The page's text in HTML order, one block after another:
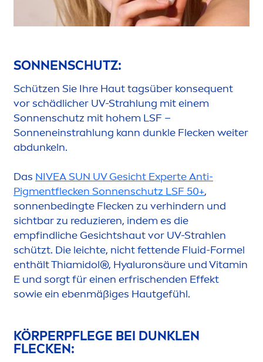
SONNENSCHUTZ:
Schützen Sie Ihre Haut tagsüber konsequent
vor schädlicher UV-Strahlung mit einem
Sonnenschutz mit hohem LSF –
Sonneneinstrahlung kann dunkle Flecken weiter
abdunkeln.
Das NIVEASUN UV Gesicht Experte Anti-
Pigmentflecken Sonnenschutz LSF 50+,
sonnenbedingte Flecken zu verhindern und
sichtbar zu reduzieren, indem es die
empfindliche Gesichtshaut vor UV-Strahlen
schützt. Die leichte, nicht fettende Fluid-Formel
enthält Thiamidol®, Hyaluronsäure undVitamin
E und sorgt für einen erfrischenden Effekt
sowie ein ebenmäßiges Hautgefühl.
KÖRPERPFLEGE BEI DUNKLEN
FLECKEN: